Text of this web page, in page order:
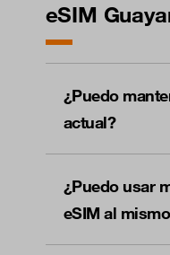
eSIM
¿Puedo
actual?
¿Puedo usar
eSIM al